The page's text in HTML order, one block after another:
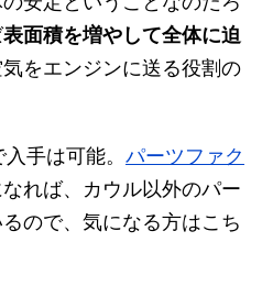
表面積を増やして全体に迫
をエンジンに送る役割の
手は可能。 パーツファク
れば、カウル以外のパー
ので、気になる方はこち